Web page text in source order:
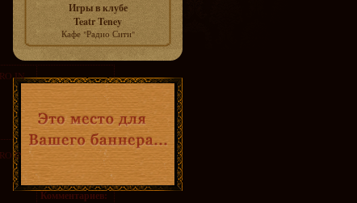
IN
Блог:
Статей:
Комментариев:
IN
Блог:
Статей:
Комментариев:
Игры в клубе
Teatr Teney
Кафе "Радио Сити"